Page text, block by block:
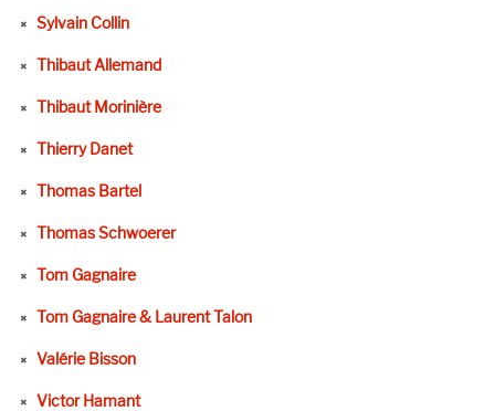
Sylvain Collin
Thibaut Allemand
Thibaut Morinière
Thierry Danet
Thomas Bartel
Thomas Schwoerer
Tom Gagnaire
Tom Gagnaire & Laurent Talon
Valérie Bisson
Victor Hamant